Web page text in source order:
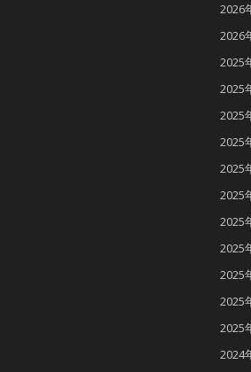
2026
2026
2025
2025
2025
2025
2025
2025
2025
2025
2025
2025
2025
2024